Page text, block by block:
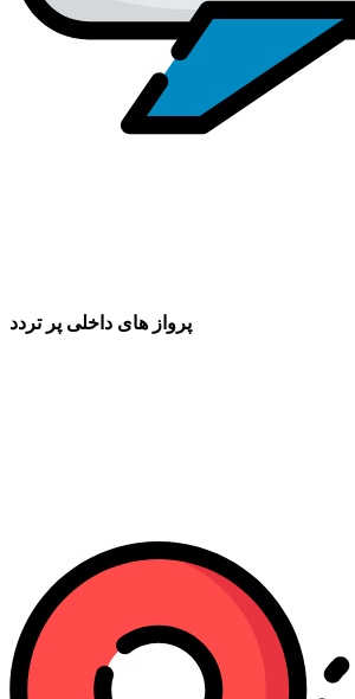
پرواز های داخلی پر تردد